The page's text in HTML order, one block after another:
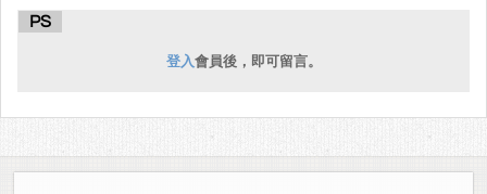
PS
登入會員後，即可留言。